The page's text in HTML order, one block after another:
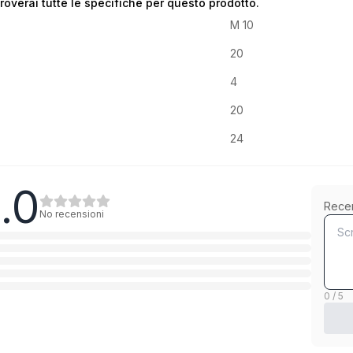
tutte le specifiche per questo prodotto.
M 10
20
4
20
24
0 / 5
No recensioni